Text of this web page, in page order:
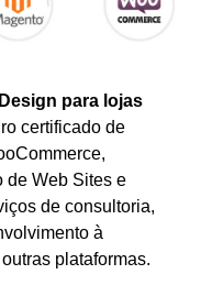
para lojas
certificado de
de Web Sites e
de consultoria,
à
plataformas.